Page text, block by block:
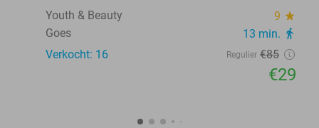
Youth & Beauty
9 star
Goes 13 min. directions_walk
Verkocht: 16 Regulier €85
€29